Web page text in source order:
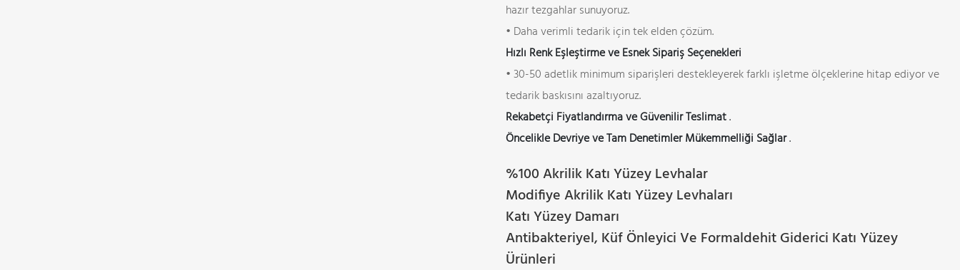
hazır tezgahlar sunuyoruz.
• Daha verimli tedarik için tek elden çözüm.
Hızlı Renk Eşleştirme ve Esnek Sipariş Seçenekleri
• 30-50 adetlik minimum siparişleri destekleyerek farklı işletme ölçeklerine hitap ediyor ve
tedarik baskısını azaltıyoruz.
Rekabetçi Fiyatlandırma ve Güvenilir Teslimat.
Öncelikle Devriye ve Tam Denetimler Mükemmelliği Sağlar.
%100 Akrilik Katı Yüzey Levhalar
Modifiye Akrilik Katı Yüzey Levhaları
Katı Yüzey Damarı
Antibakteriyel, Küf Önleyici Ve Formaldehit Giderici Katı Yüzey
Ürünleri